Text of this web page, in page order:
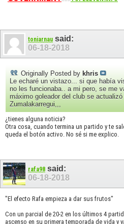
toniarnau said:
06-18-2018
Originally Posted by khris
Le echaré un vistazo... si que había
no les funcionaba.. a mi pero, se me
máximo goleador del club se
Zumalakarregui,,,
¿tienes alguna noticia?
Otra cosa, cuando termina un partido y te
queda el botón activo. No sé si me explico.
rafa98 said:
06-18-2018
"El efecto Rafa empieza a dar sus frutos"
Con un parcial de 20-2 en los últimos 4
ascenso en su primera temporada de vida y